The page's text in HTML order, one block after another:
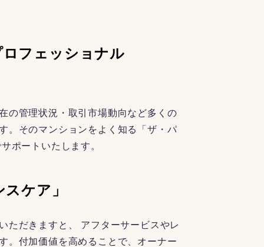
フェッショナル
の管理状況・取引市場動向など多くの
。そのマンションをよく知る「ザ・パ
ポートいたします。
ケア」
ただきますと、 アフターサービスやレ
。付加価値を高めることで、オーナー